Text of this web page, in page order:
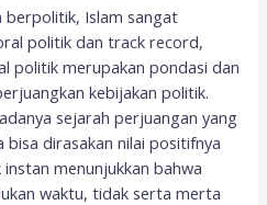
berpolitik, Islam sangat
politik dan track record,
politik merupakan pondasi dan
kebijakan politik.
sejarah perjuangan yang
dirasakan nilai positifnya
menunjukkan bahwa
waktu, tidak serta merta